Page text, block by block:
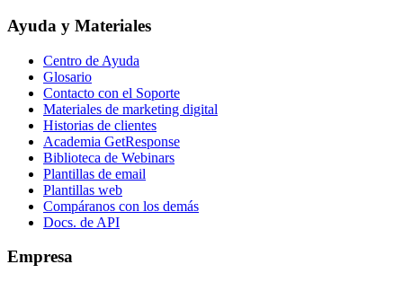
Ayuda y Materiales
Centro de Ayuda
Glosario
Contacto con el Soporte
Materiales de marketing digital
Historias de clientes
Academia GetResponse
Biblioteca de Webinars
Plantillas de email
Plantillas web
Compáranos con los demás
Docs. de API
Empresa